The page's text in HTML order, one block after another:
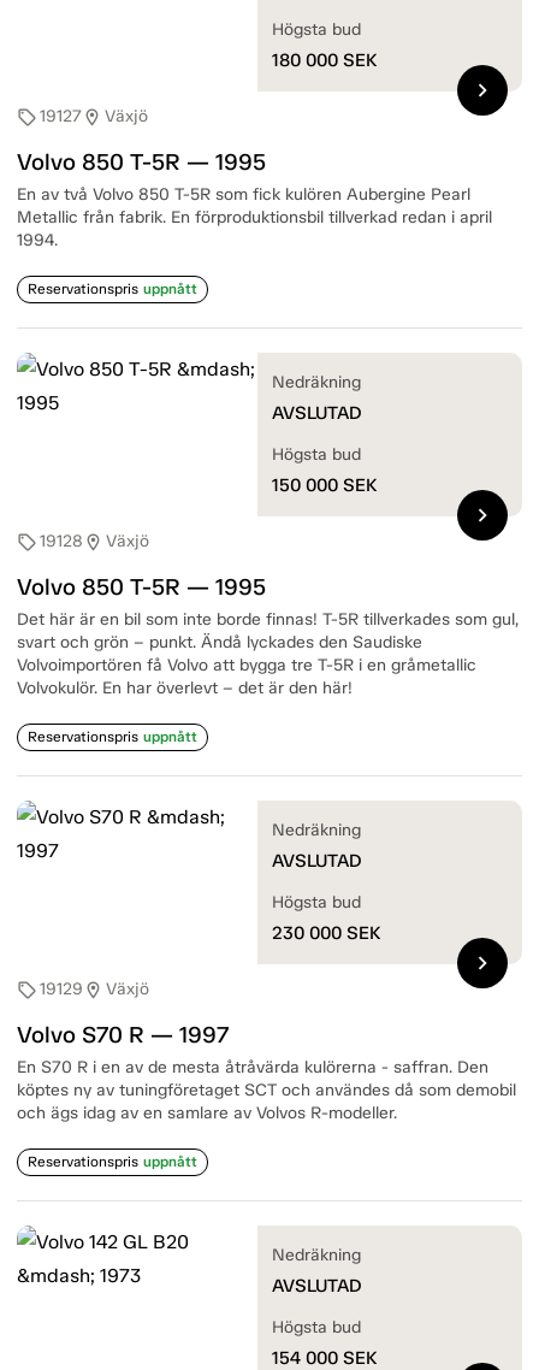
sell19127location_on Växjö
Volvo 850 T-5R — 1995
En av två Volvo 850 T-5R som fick kulören Aubergine Pearl
Metallic från fabrik. En förproduktionsbil tillverkad redan i april
1994.
Reservationspris uppnått
Högsta bud
180 000 SEK
chevron_right
sell19128 location_on Växjö
Volvo 850 T-5R — 1995
Det här är en bil som inte borde finnas! T-5R tillverkades som gul,
svart och grön – punkt. Ändå lyckades den Saudiske
Volvoimportören få Volvo att bygga tre T-5R i en gråmetallic
Volvokulör. En har överlevt – det är den här!
Reservationspris uppnått
Nedräkning
AVSLUTAD
Högsta bud
150 000 SEK
chevron_right
sell19129 location_on Växjö
Volvo S70 R — 1997
En S70 R i en av de mesta åtråvärda kulörerna - saffran. Den
köptes ny av tuningföretaget SCT och användes då som demobil
och ägs idag av en samlare av Volvos R-modeller.
Reservationspris uppnått
Nedräkning
AVSLUTAD
Högsta bud
230 000 SEK
chevron_right
Nedräkning
AVSLUTAD
Högsta bud
154 000 SEK